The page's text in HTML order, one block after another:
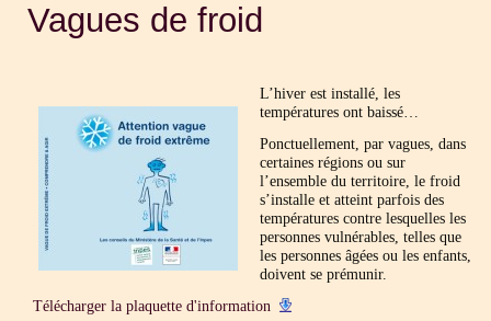
Vagues de froid
L’hiver est installé, les
températures ont baissé…
Ponctuellement, par vagues, dans
certaines régions ou sur
l’ensemble du territoire, le froid
s’installe et atteint parfois des
températures contre lesquelles les
personnes vulnérables, telles que
les personnes âgées ou les enfants,
doivent se prémunir.
Télécharger la plaquette d'information